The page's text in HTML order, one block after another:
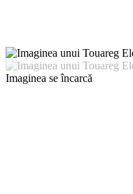
Imaginea se încarcă